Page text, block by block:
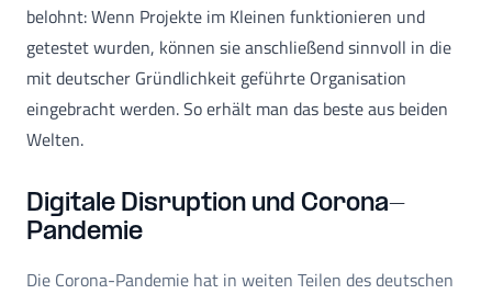
belohnt: Wenn Projekte im Kleinen funktionieren und
getestet wurden, können sie anschließend sinnvoll in die
mit deutscher Gründlichkeit geführte Organisation
eingebracht werden. So erhält man das beste aus beiden
Welten.
Digitale Disruption und Corona-
Pandemie
Die Corona-Pandemie hat in weiten Teilen des deutschen